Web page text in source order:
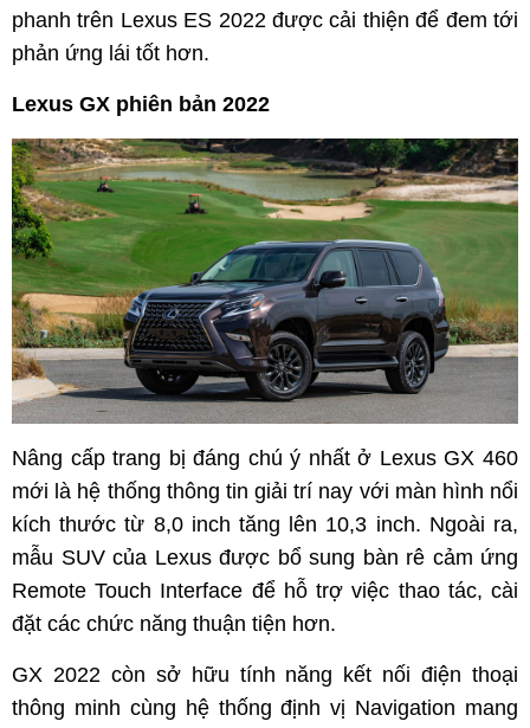
phanh trên Lexus ES 2022 được cải thiện để đem tới
phản ứng lái tốt hơn.
Lexus GX phiên bản 2022
Nâng cấp trang bị đáng chú ý nhất ở Lexus GX 460
mới là hệ thống thông tin giải trí nay với màn hình nổi
kích thước từ 8,0 inch tăng lên 10,3 inch. Ngoài ra,
mẫu SUV của Lexus được bổ sung bàn rê cảm ứng
Remote Touch Interface để hỗ trợ việc thao tác, cài
đặt các chức năng thuận tiện hơn.
GX 2022 còn sở hữu tính năng kết nối điện thoại
thông minh cùng hệ thống định vị Navigation mang